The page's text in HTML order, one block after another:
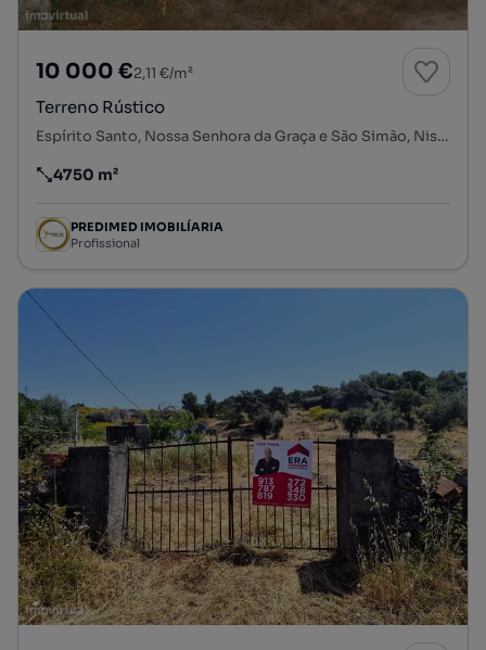
10 000 €2,11 €/m²
Terreno Rústico
Espírito Santo, Nossa Senhora da Graça e São Simão, Nisa, Portalegre
Preço por metro quadrado
4750 m²
PREDIMED IMOBILÍARIA
Profissional